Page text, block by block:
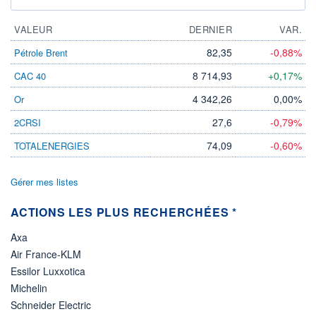
VALEUR DERNIER
VAR.
Pétrole Brent
82,35 -0,88%
CAC 40 8 714,93 +0,17%
Or 4 342,26 0,00%
2CRSI 27,6 -0,79%
TOTALENERGIES 74,09 -0,60%
Gérer mes listes
ACTIONS LES PLUS RECHERCHÉES *
Axa
Air France-KLM
Essilor Luxxotica
Michelin
Schneider Electric